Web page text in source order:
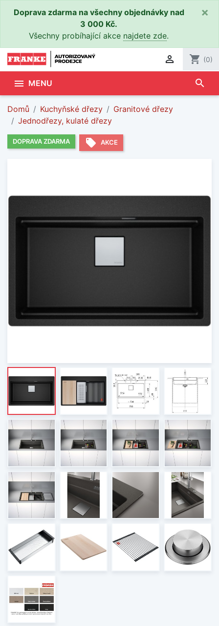
Doprava zdarma na všechny objednávky nad
3 000 Kč.
Všechny probíhající akce najdete zde.
×
 shopping_cart (0)
 MENU search
Domů Kuchyňské dřezy
Granitové dřezy
Jednodřezy, kulaté dřezy
DOPRAVA ZDARMA local_offer AKCE